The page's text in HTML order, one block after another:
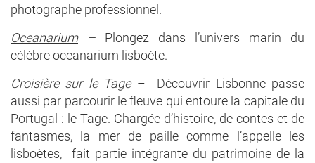
photographe professionnel.
Oceanarium– Plongez dans l’univers marin du
célèbre oceanarium lisboète.
Croisière sur le Tage – Découvrir Lisbonne passe
aussi par parcourir le fleuve qui entoure la capitale du
Portugal : le Tage. Chargée d’histoire, de contes et de
fantasmes, la mer de paille comme l’appelle les
lisboètes, fait partie intégrante du patrimoine de la